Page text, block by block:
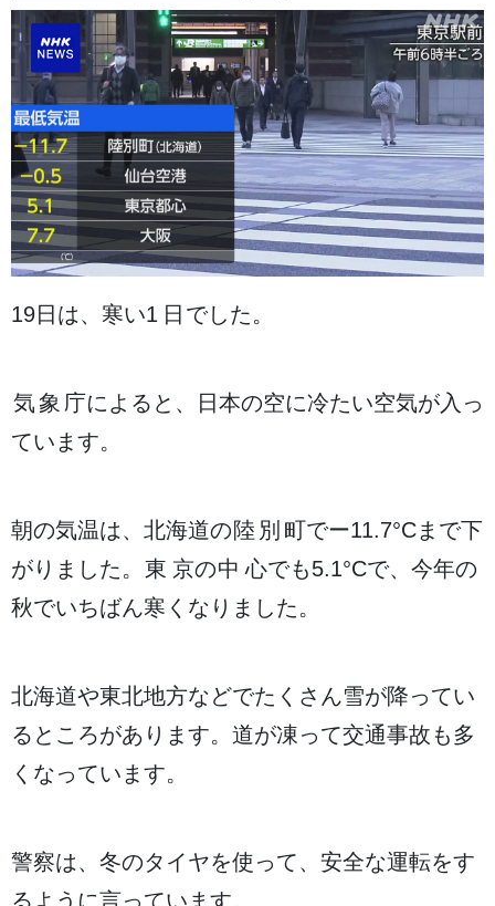
19日 は、 寒い1日 でした。
気象庁によると、 日本の空に冷たい空気が入 っ
ています。
朝の気温は、 北海道の陸別町でー11.7°Cまで下
がりました。 東京の中心でも5.1°Cで、 今年の
秋でいちばん寒 くなりました。
北海道や東北地方などでたくさん雪が降ってい
るところがあります。 道が凍って交通事故も多
くなっています。
警察は、 冬のタイヤを使って、 安全な運転をす
るように言っています。